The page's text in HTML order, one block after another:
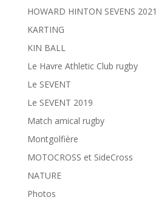
HOWARD HINTON SEVENS 2021
KARTING
KIN BALL
Le Havre Athletic Club rugby
Le SEVENT
Le SEVENT 2019
Match amical rugby
Montgolfière
MOTOCROSS et SideCross
NATURE
Photos